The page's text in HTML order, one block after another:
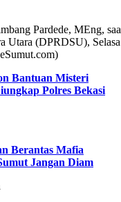
Pardede, MEng,
Utara (DPRDSU),
Bantuan Misteri
Polres Bekasi
Berantas Mafia
Jangan Diam